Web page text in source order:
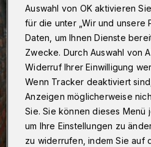
Auswahl von OK aktivieren
für die unter „Wir und unsere
Daten, um Ihnen Dienste
Zwecke. Durch Auswahl von
Widerruf Ihrer Einwilligung
Wenn Tracker deaktiviert
Anzeigen möglicherweise
Sie. Sie können dieses Menü
um Ihre Einstellungen zu
zu widerrufen, indem Sie auf